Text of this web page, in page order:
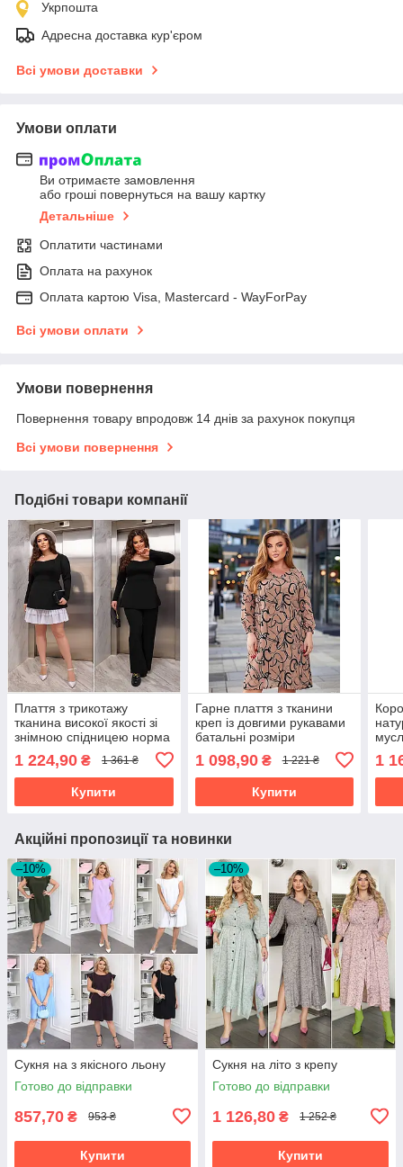
Укрпошта
Адресна доставка кур'єром
Всі умови доставки
Умови оплати
Ви отримаєте замовлення
або гроші повернуться на вашу картку
Детальніше
Оплатити частинами
Оплата на рахунок
Оплата картою Visa, Mastercard - WayForPay
Всі умови оплати
Умови повернення
Повернення товару впродовж 14 днів за рахунок покупця
Всі умови повернення
Подібні товари компанії
Плаття з трикотажу
тканина високої якості зі
знімною спідницею норма
1 224,90 ₴ 1 361 ₴
Купити
Гарне плаття з тканини
креп із довгими рукавами
батальні розміри
1 098,90₴ 1 221 ₴
Купити
1
Акційні пропозиції та новинки
–10%
Сукня на з якісного льону
Готово до відправки
857,70 ₴ 953 ₴
Купити
–10%
Сукня на літо з крепу
Готово до відправки
1 126,80 ₴ 1 252 ₴
Купити